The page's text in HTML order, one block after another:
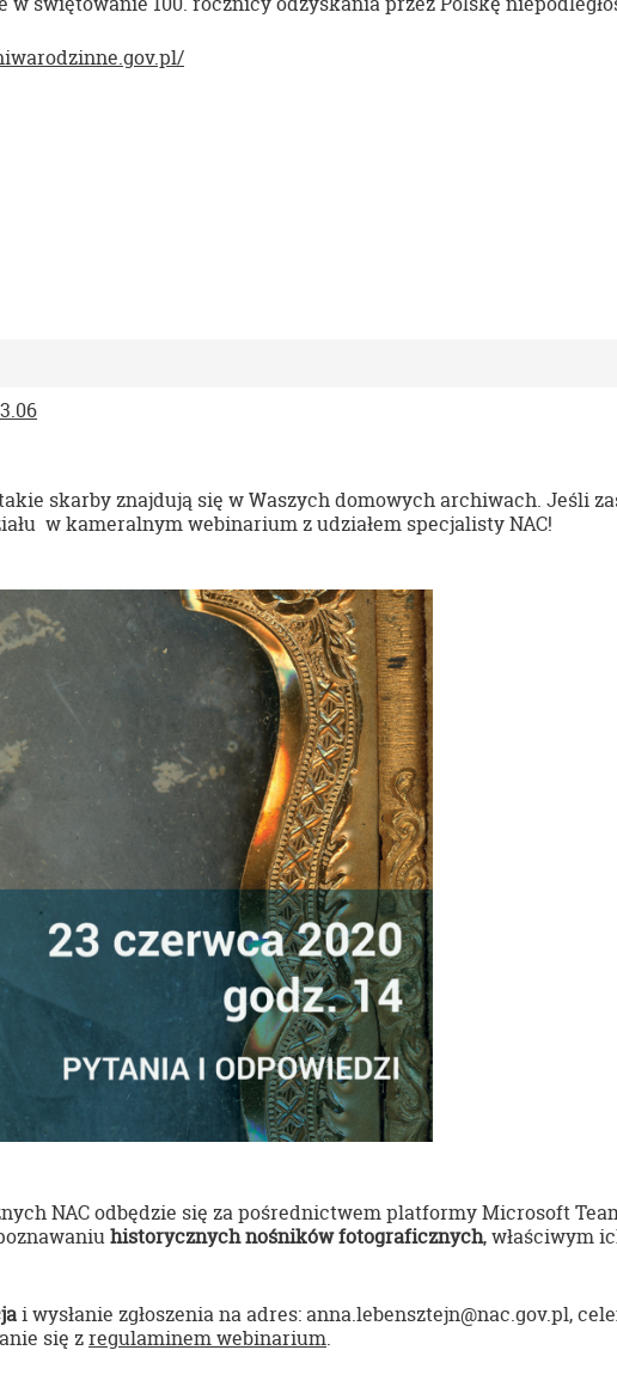
skarby znajdują się w Waszych domowych archiwach. Jeśli
w kameralnym webinarium z udziałem specjalisty NAC!
NAC odbędzie się zapośrednictwem platformy Microsoft
historycznych nośników fotograficznych, właściwym
i wysłanie zgłoszenia na adres: anna.lebensztejn@nac.gov.pl,
się zregulaminem webinarium.